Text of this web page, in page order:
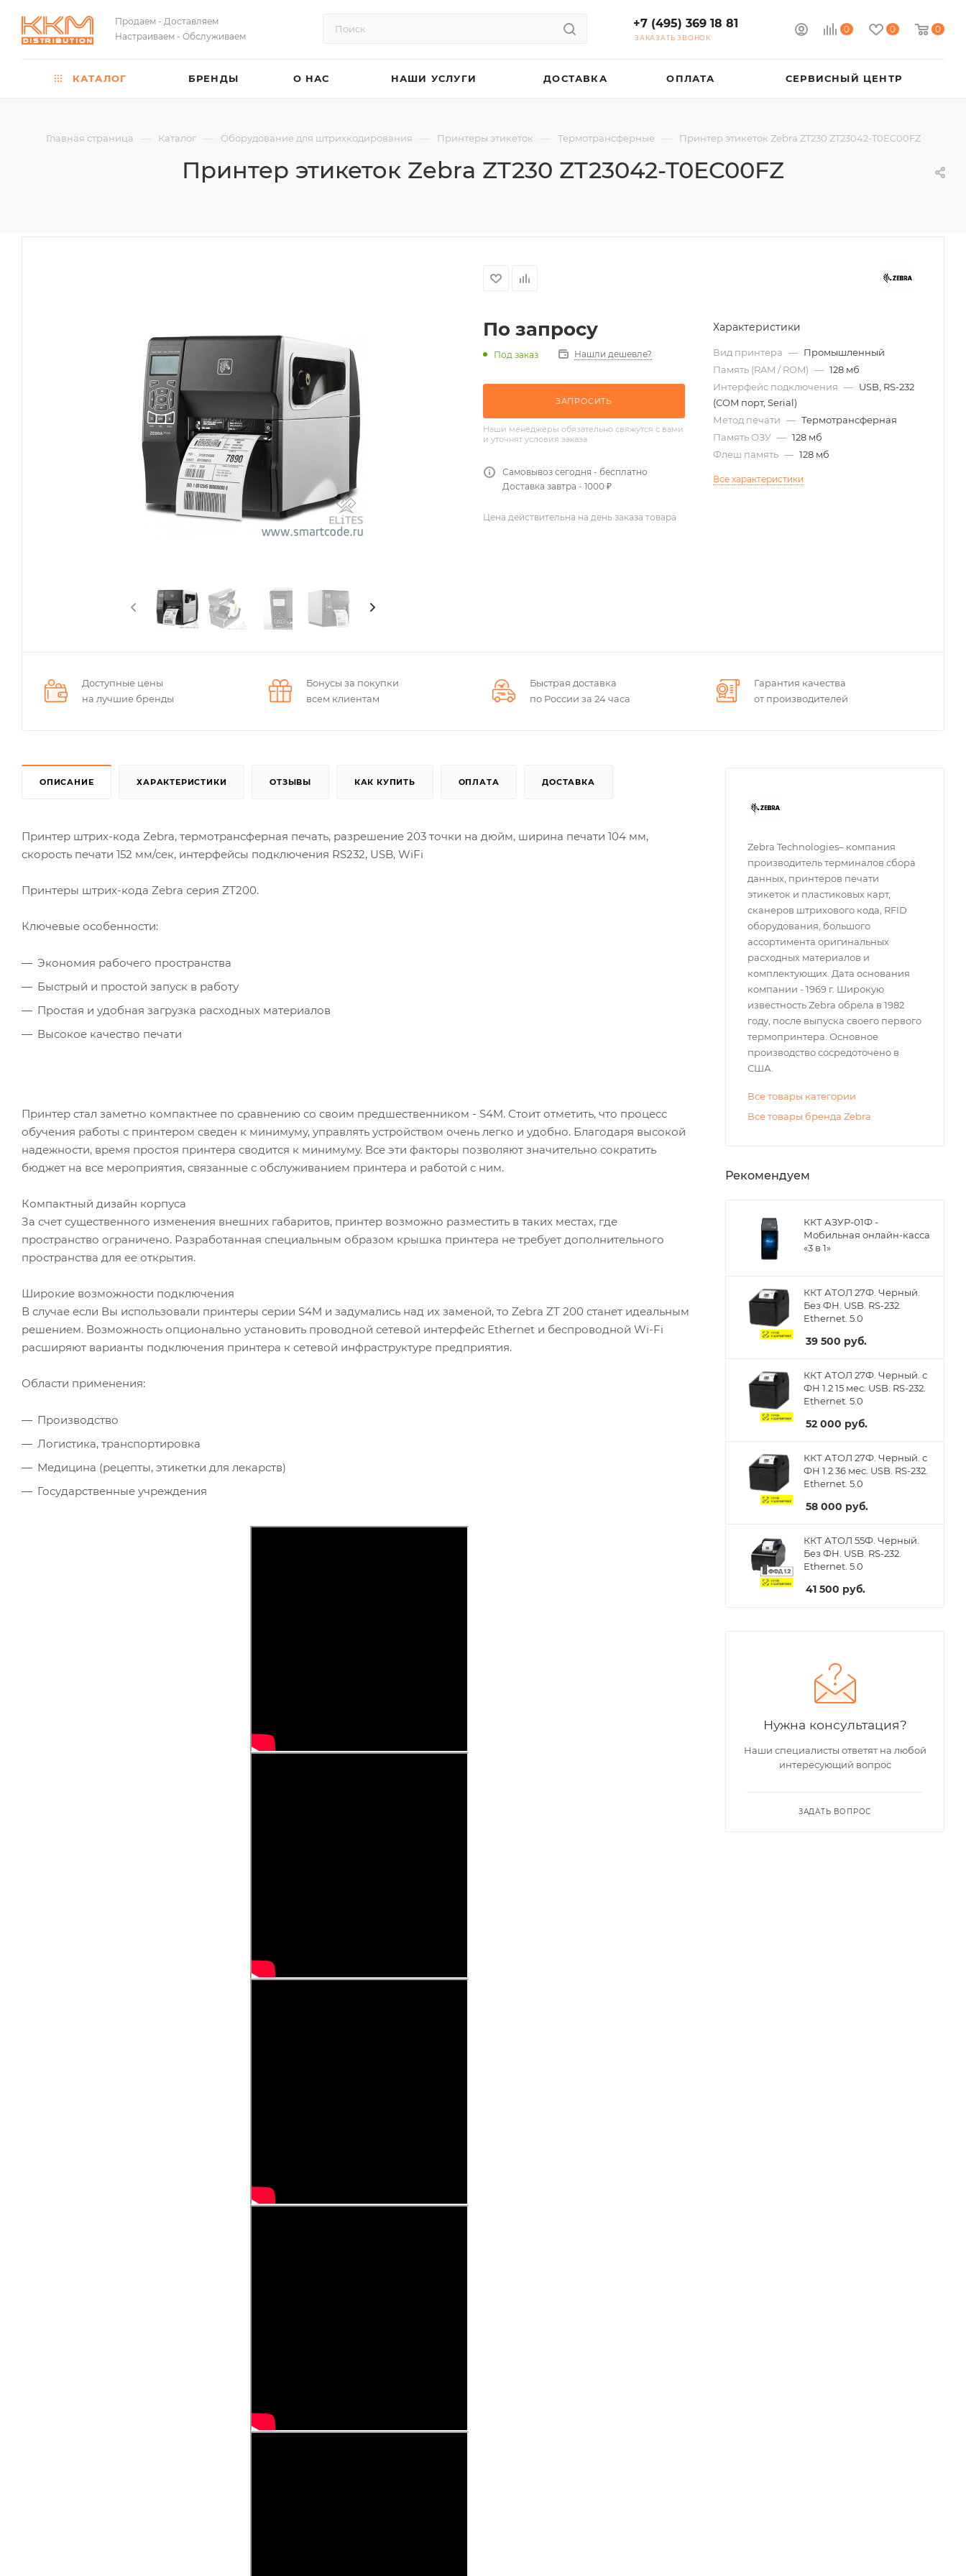
Продаем - Доставляем
Настраиваем - Обслуживаем
0 0 0
+7 (495) 369 18 81
ЗАКАЗАТЬ ЗВОНОК
КАТАЛОГ БРЕНДЫ О НАС НАШИ УСЛУГИ ДОСТАВКА ОПЛАТА СЕРВИСНЫЙ ЦЕНТР
Главная страница — Каталог — Оборудование для штрихкодирования — Принтеры этикеток — Термотрансферные — Принтер этикеток Zebra ZT230 ZT23042-T0EC00FZ
Принтер этикеток Zebra ZT230 ZT23042-T0EC00FZ
По запросу
Под заказ Нашли дешевле?
ЗАПРОСИТЬ
Наши менеджеры обязательно свяжутся с вами
и уточнят условия заказа
Самовывоз сегодня - бесплатно
Доставка завтра - 1000 ₽
Характеристики
Вид принтера — Промышленный
Память (RAM / ROM) — 128 мб
Интерфейс подключения — USB, RS-232
(COM порт, Serial)
Метод печати — Термотрансферная
Память ОЗУ — 128 мб
Флеш память — 128 мб
Все характеристики
Цена действительна на день заказа товара
Доступные цены
на лучшие бренды
Бонусы за покупки
всем клиентам
Быстрая доставка
по России за 24 часа
Гарантия качества
от производителей
ОПИСАНИЕ ХАРАКТЕРИСТИКИ ОТЗЫВЫ КАК КУПИТЬ ОПЛАТА ДОСТАВКА
Принтер штрих-кода Zebra, термотрансферная печать, разрешение 203 точки на дюйм, ширина печати 104 мм,
скорость печати 152 мм/сек, интерфейсы подключения RS232, USB, WiFi
Принтеры штрих-кода Zebra серия ZT200.
Ключевые особенности:
Экономия рабочего пространства
Быстрый и простой запуск в работу
Простая и удобная загрузка расходных материалов
Высокое качество печати
Принтер стал заметно компактнее по сравнению со своим предшественником - S4M. Стоит отметить, что процесс
обучения работы с принтером сведен к минимуму, управлять устройством очень легко и удобно. Благодаря высокой
надежности, время простоя принтера сводится к минимуму. Все эти факторы позволяют значительно сократить
бюджет на все мероприятия, связанные с обслуживанием принтера и работой с ним.
Компактный дизайн корпуса
За счет существенного изменения внешних габаритов, принтер возможно разместить в таких местах, где
пространство ограничено. Разработанная специальным образом крышка принтера не требует дополнительного
пространства для ее открытия.
Широкие возможности подключения
В случае если Вы использовали принтеры серии S4M и задумались над их заменой, то Zebra ZT 200 станет идеальным
решением. Возможность опционально установить проводной сетевой интерфейс Ethernet и беспроводной Wi-Fi
расширяют варианты подключения принтера к сетевой инфраструктуре предприятия.
Области применения:
Производство
Логистика, транспортировка
Медицина (рецепты, этикетки для лекарств)
Государственные учреждения
Zebra Technologies– компания
производитель терминалов сбора
данных, принтеров печати
этикеток и пластиковых карт,
сканеров штрихового кода, RFID
оборудования, большого
ассортимента оригинальных
расходных материалов и
комплектующих. Дата основания
компании - 1969 г. Широкую
известность Zebra обрела в 1982
году, после выпуска своего первого
термопринтера. Основное
производство сосредоточено в
США.
Все товары категории
Все товары бренда Zebra
Рекомендуем
ККТ АЗУР-01Ф -
Мобильная онлайн-касса
«3 в 1»
ККТ АТОЛ 27Ф. Черный.
Без ФН. USB. RS-232.
Ethernet. 5.0
39 500 руб.
ККТ АТОЛ 27Ф. Черный. с
ФН 1.2 15 мес. USB. RS-232.
Ethernet. 5.0
52 000 руб.
ККТ АТОЛ 27Ф. Черный. с
ФН 1.2 36 мес. USB. RS-232.
Ethernet. 5.0
58 000 руб.
ККТ АТОЛ 55Ф. Черный.
Без ФН. USB. RS-232.
Ethernet. 5.0
41 500 руб.
Нужна консультация?
Наши специалисты ответят на любой
интересующий вопрос
ЗАДАТЬ ВОПРОС